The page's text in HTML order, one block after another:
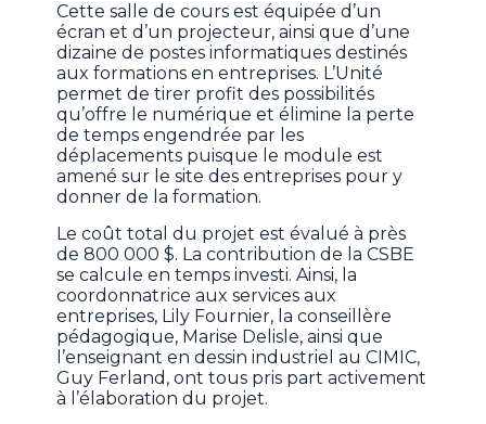
Cette salle de cours est équipée d’un
écran et d’un projecteur, ainsi que d’une
dizaine de postes informatiques destinés
aux formations en entreprises. L’Unité
permet de tirer profit des possibilités
qu’offre le numérique et élimine la perte
de temps engendrée par les
déplacements puisque le module est
amené sur le site des entreprises pour y
donner de la formation.
Le coût total du projet est évalué à près
de 800 000 $. La contribution de la CSBE
se calcule en temps investi. Ainsi, la
coordonnatrice aux services aux
entreprises, Lily Fournier, la conseillère
pédagogique, Marise Delisle, ainsi que
l’enseignant en dessin industriel au CIMIC,
Guy Ferland, ont tous pris part activement
à l’élaboration du projet.